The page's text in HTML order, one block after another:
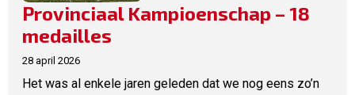
Provinciaal Kampioenschap – 18
medailles
28 april 2026
Het was al enkele jaren geleden dat we nog eens zo’n